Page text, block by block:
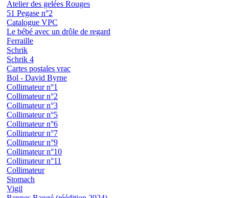
Atelier des gelées Rouges
51 Pegase n°2
Catalogue VPC
Le bébé avec un drôle de regard
Ferraille
Schrik
Schrik 4
Cartes postales vrac
Bol - David Byrne
Collimateur n°1
Collimateur n°2
Collimateur n°3
Collimateur n°5
Collimateur n°6
Collimateur n°7
Collimateur n°9
Collimateur n°10
Collimateur n°11
Collimateur
Stomach
Vigil